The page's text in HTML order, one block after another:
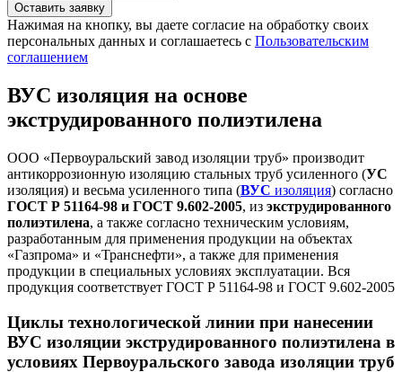
Оставить заявку
Нажимая на кнопку, вы даете согласие на обработку своих
персональных данных и соглашаетесь с Пользовательским
соглашением
ВУС изоляция на основе
экструдированного полиэтилена
ООО «Первоуральский завод изоляции труб» производит
антикоррозионную изоляцию стальных труб усиленного (УС
изоляция) и весьма усиленного типа (ВУС изоляция) согласно
ГОСТ Р 51164-98 и ГОСТ 9.602-2005, из экструдированного
полиэтилена, а также согласно техническим условиям,
разработанным для применения продукции на объектах
«Газпрома» и «Транснефти», а также для применения
продукции в специальных условиях эксплуатации. Вся
продукция соответствует ГОСТ Р 51164-98 и ГОСТ 9.602-2005
Циклы технологической линии при нанесении
ВУС изоляции экструдированного полиэтилена в
условиях Первоуральского завода изоляции труб